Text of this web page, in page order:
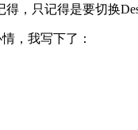
，只记得是要切换
，我写下了：